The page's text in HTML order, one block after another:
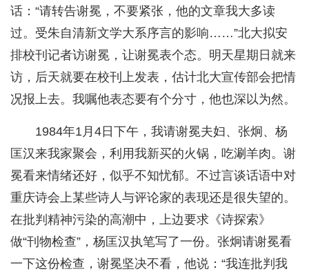
话：“请转告谢冕，不要紧张，他的文章我大多读
过。受朱自清新文学大系序言的影响……”北大拟安
排校刊记者访谢冕，让谢冕表个态。明天星期日就来
访，后天就要在校刊上发表，估计北大宣传部会把情
况报上去。我嘱他表态要有个分寸，他也深以为然。
1984年1月4日下午，我请谢冕夫妇、张炯、杨
匡汉来我家聚会，利用我新买的火锅，吃涮羊肉。谢
冕看来情绪还好，似乎不知忧郁。不过言谈话语中对
重庆诗会上某些诗人与评论家的表现还是很失望的。
在批判精神污染的高潮中，上边要求《诗探索》
做“刊物检查”，杨匡汉执笔写了一份。张炯请谢冕看
一下这份检查，谢冕坚决不看，他说：“我连批判我